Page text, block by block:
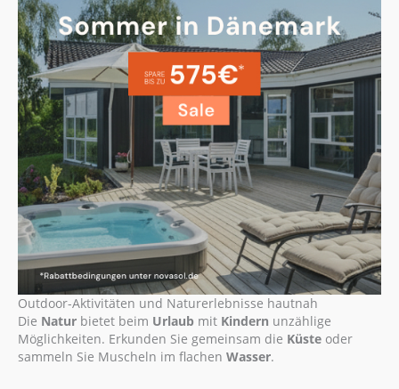
Outdoor-Aktivitäten und Naturerlebnisse hautnah
Die Natur bietet beim Urlaub mit Kindern unzählige
Möglichkeiten. Erkunden Sie gemeinsam die Küste oder
sammeln Sie Muscheln im flachen Wasser.